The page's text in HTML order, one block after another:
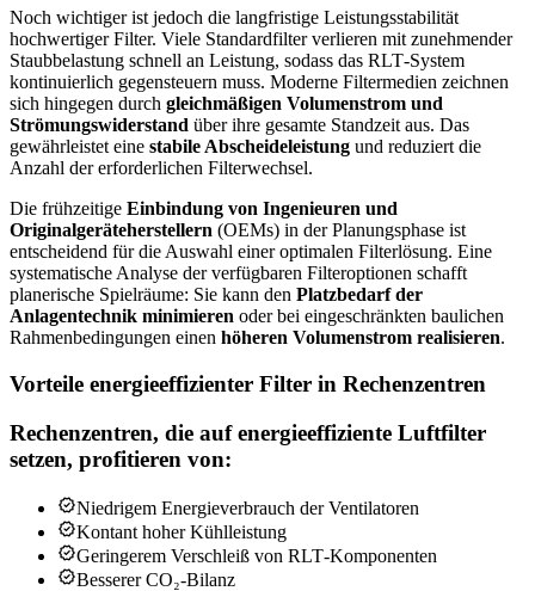
Noch wichtiger ist jedoch die langfristige Leistungsstabilität
hochwertiger Filter. Viele Standardfilter verlieren mit zunehmender
Staubbelastung schnell an Leistung, sodass das RLT‑System
kontinuierlich gegensteuern muss. Moderne Filtermedien zeichnen
sich hingegen durch gleichmäßigen Volumenstrom und
Strömungswiderstand über ihre gesamte Standzeit aus. Das
gewährleistet eine stabile Abscheideleistung und reduziert die
Anzahl der erforderlichen Filterwechsel.
Die frühzeitige Einbindung von Ingenieuren und
Originalgeräteherstellern (OEMs) in der Planungsphase ist
entscheidend für die Auswahl einer optimalen Filterlösung. Eine
systematische Analyse der verfügbaren Filteroptionen schafft
planerische Spielräume: Sie kann den Platzbedarf der
Anlagentechnik minimieren oder bei eingeschränkten baulichen
Rahmenbedingungen einen höheren Volumenstrom realisieren.
Vorteile energieeffizienter Filter in Rechenzentren
Rechenzentren, die auf energieeffiziente Luftfilter
setzen, profitieren von:
Niedrigem Energieverbrauch der Ventilatoren
Kontant hoher Kühlleistung
Geringerem Verschleiß von RLT‑Komponenten
Besserer CO₂‑Bilanz